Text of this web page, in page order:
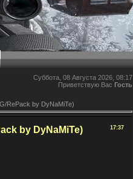
Суббота, 08 Августа 2026, 08:17
Приветствую Вас Гость
RePack by DyNaMiTe)
17:37
by DyNaMiTe)